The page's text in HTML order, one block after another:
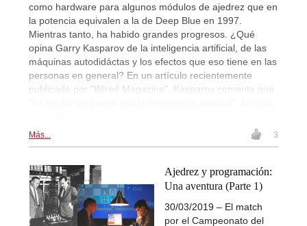
como hardware para algunos módulos de ajedrez que en
la potencia equivalen a la de Deep Blue en 1997.
Mientras tanto, ha habido grandes progresos. ¿Qué
opina Garry Kasparov de la inteligencia artificial, de las
máquinas autodidáctas y los efectos que eso tiene en las
personas en general? En un artículo recientemente
publicado por "Wired Magazine", Kasparov comenta que
Más... 3
Ajedrez y programación:
Una aventura (Parte 1)
30/03/2019 – El match
por el Campeonato del